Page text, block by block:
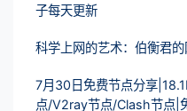
子每天更新
科学上网的艺术：伯衡君
7月30日免费节点分享
点/V2ray节点/Clash节点|